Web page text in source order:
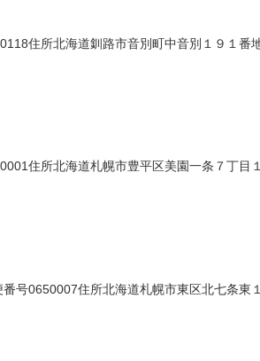
住所北海道釧路市音別町中音別１９１
住所北海道札幌市豊平区美園一条７丁
号0650007住所北海道札幌市東区北七条